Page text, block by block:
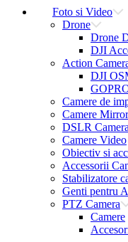
Foto si Video
Drone
Drone
DJI
Action
DJI
Camere de
Camere
DSLR
Camere Video
Obiectiv si
Accessorii
Stabilizatore
Genti pentru
PTZ Camera
Camere